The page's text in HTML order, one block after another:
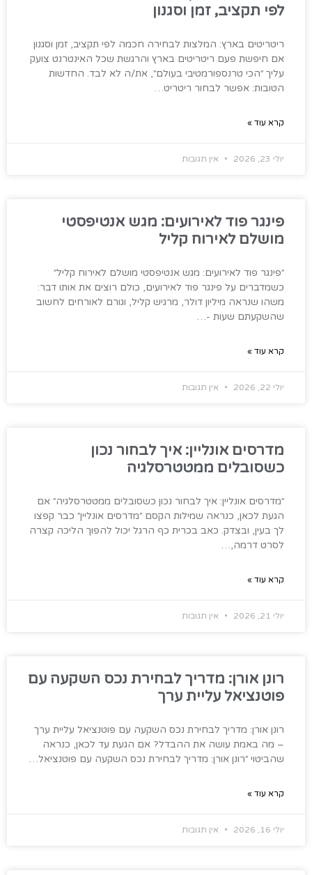
לפי תקציב, זמן וסגנון
ריטריטים בארץ: המלצות לבחירה חכמה לפי תקציב, זמן וסגנון
אם חיפשת פעם ריטריטים בארץ והרגשת שכל האינטרנט צועק
עליך ״הכי טרנספורמטיבי בעולם״, את/ה לא לבד. החדשות
הטובות: אפשר לבחור ריטריט…
קרא עוד »
יולי 23, 2026 אין תגובות
פינגר פוד לאירועים: מגש אנטיפסטי
מושלם לאירוח קליל
״פינגר פוד לאירועים: מגש אנטיפסטי מושלם לאירוח קליל״
כשמדברים על פינגר פוד לאירועים, כולם רוצים את אותו דבר:
משהו שנראה מיליון דולר, מרגיש קליל, וגורם לאורחים לחשוב
שהשקעתם שעות -…
קרא עוד »
יולי 22, 2026 אין תגובות
מדרסים אונליין: איך לבחור נכון
כשסובלים ממטטרסלגיה
״מדרסים אונליין: איך לבחור נכון כשסובלים ממטטרסלגיה״ אם
הגעת לכאן, כנראה שמילות הקסם ״מדרסים אונליין״ כבר קפצו
לך בעין, ובצדק. כאב בכרית כף הרגל יכול להפוך הליכה קצרה
לסרט דרמה,…
קרא עוד »
יולי 21, 2026 אין תגובות
רונן אורן: מדריך לבחירת נכס השקעה עם
פוטנציאל עליית ערך
רונן אורן: מדריך לבחירת נכס השקעה עם פוטנציאל עליית ערך
– מה באמת עושה את ההבדל? אם הגעת עד לכאן, כנראה
שהביטוי ״רונן אורן: מדריך לבחירת נכס השקעה עם פוטנציאל…
קרא עוד »
יולי 16, 2026 אין תגובות